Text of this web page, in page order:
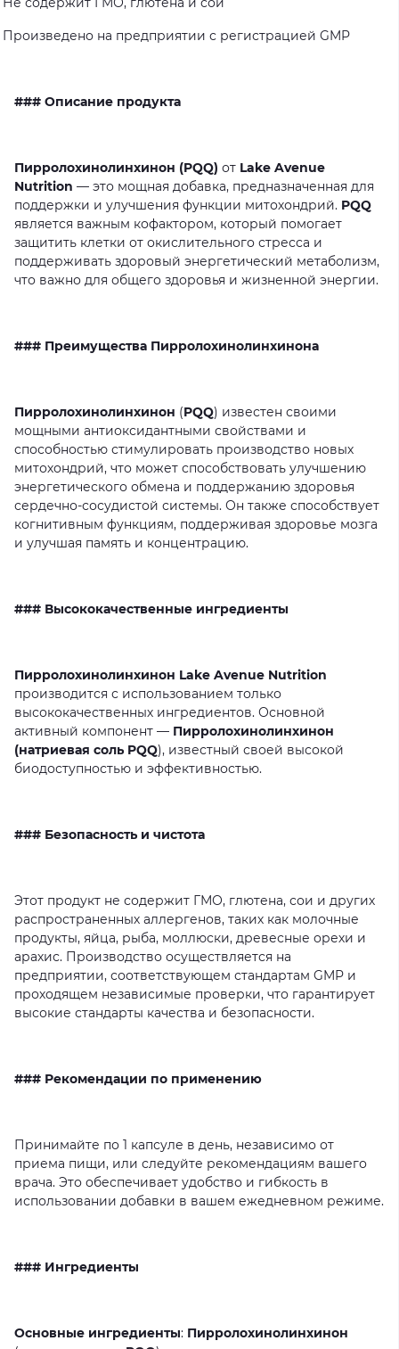
Произведено на предприятии с регистрацией GMP
### Описание продукта
Пирролохинолинхинон (PQQ) от Lake Avenue
Nutrition — это мощная добавка, предназначенная для
поддержки и улучшения функции митохондрий. PQQ
является важным кофактором, который помогает
защитить клетки от окислительного стресса и
поддерживать здоровый энергетический метаболизм,
что важно для общего здоровья и жизненной энергии.
### Преимущества Пирролохинолинхинона
Пирролохинолинхинон (PQQ) известен своими
мощными антиоксидантными свойствами и
способностью стимулировать производство новых
митохондрий, что может способствовать улучшению
энергетического обмена и поддержанию здоровья
сердечно-сосудистой системы. Он также способствует
когнитивным функциям, поддерживая здоровье мозга
и улучшая память и концентрацию.
### Высококачественные ингредиенты
Пирролохинолинхинон Lake Avenue Nutrition
производится с использованием только
высококачественных ингредиентов. Основной
активный компонент — Пирролохинолинхинон
(натриевая соль PQQ), известный своей высокой
биодоступностью и эффективностью.
### Безопасность и чистота
Этот продукт не содержит ГМО, глютена, сои и других
распространенных аллергенов, таких как молочные
продукты, яйца, рыба, моллюски, древесные орехи и
арахис. Производство осуществляется на
предприятии, соответствующем стандартам GMP и
проходящем независимые проверки, что гарантирует
высокие стандарты качества и безопасности.
### Рекомендации по применению
Принимайте по 1 капсуле в день, независимо от
приема пищи, или следуйте рекомендациям вашего
врача. Это обеспечивает удобство и гибкость в
использовании добавки в вашем ежедневном режиме.
### Ингредиенты
Основные ингредиенты: Пирролохинолинхинон